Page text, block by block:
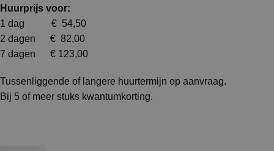
Huurprijs voor:
1 dag € 54,50
2 dagen € 82,00
7 dagen € 123,00
Tussenliggende of langere huurtermijn op aanvraag.
Bij 5 of meer stuks kwantumkorting.